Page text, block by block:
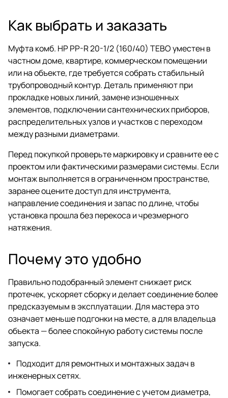
Как выбрать и заказать
Муфта комб. НР PP-R 20-1/2 (160/40) TEBO уместен в
частном доме, квартире, коммерческом помещении
или на объекте, где требуется собрать стабильный
трубопроводный контур. Деталь применяют при
прокладке новых линий, замене изношенных
элементов, подключении сантехнических приборов,
распределительных узлов и участков с переходом
между разными диаметрами.
Перед покупкой проверьте маркировку и сравните ее с
проектом или фактическими размерами системы. Если
монтаж выполняется в ограниченном пространстве,
заранее оцените доступ для инструмента,
направление соединения и запас по длине, чтобы
установка прошла без перекоса и чрезмерного
натяжения.
Почему это удобно
Правильно подобранный элемент снижает риск
протечек, ускоряет сборку и делает соединение более
предсказуемым в эксплуатации. Для мастера это
означает меньше подгонки на месте, а для владельца
объекта — более спокойную работу системы после
запуска.
Подходит для ремонтных и монтажных задач в
инженерных сетях.
Помогает собрать соединение с учетом диаметра,